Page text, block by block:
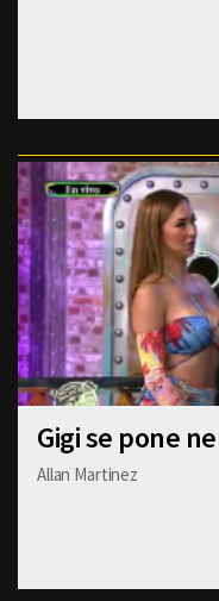
Gigi se pone
Allan Martinez